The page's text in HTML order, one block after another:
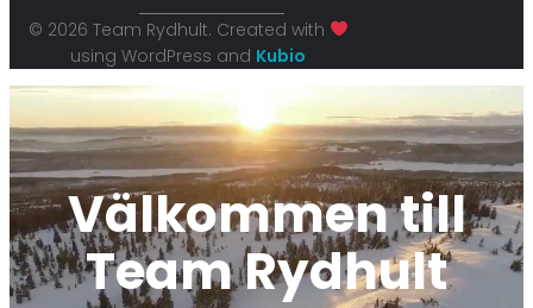
© 2026 Team Rydhult. Created with
using WordPress and Kubio
Välkommen till
Team Rydhult